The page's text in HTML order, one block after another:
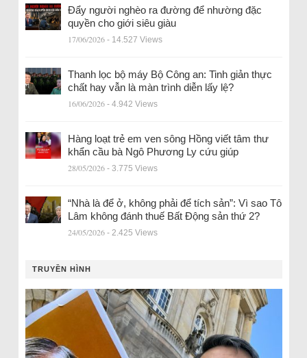
Đẩy người nghèo ra đường để nhường đặc
quyền cho giới siêu giàu
17/06/2026 - 14.527 Views
Thanh lọc bộ máy Bộ Công an: Tinh giản thực
chất hay vẫn là màn trình diễn lấy lệ?
16/06/2026 - 4.942 Views
Hàng loạt trẻ em ven sông Hồng viết tâm thư
khẩn cầu bà Ngô Phương Ly cứu giúp
28/05/2026 - 3.775 Views
“Nhà là để ở, không phải để tích sản”: Vì sao Tô
Lâm không đánh thuế Bất Động sản thứ 2?
24/05/2026 - 2.425 Views
TRUYỀN HÌNH